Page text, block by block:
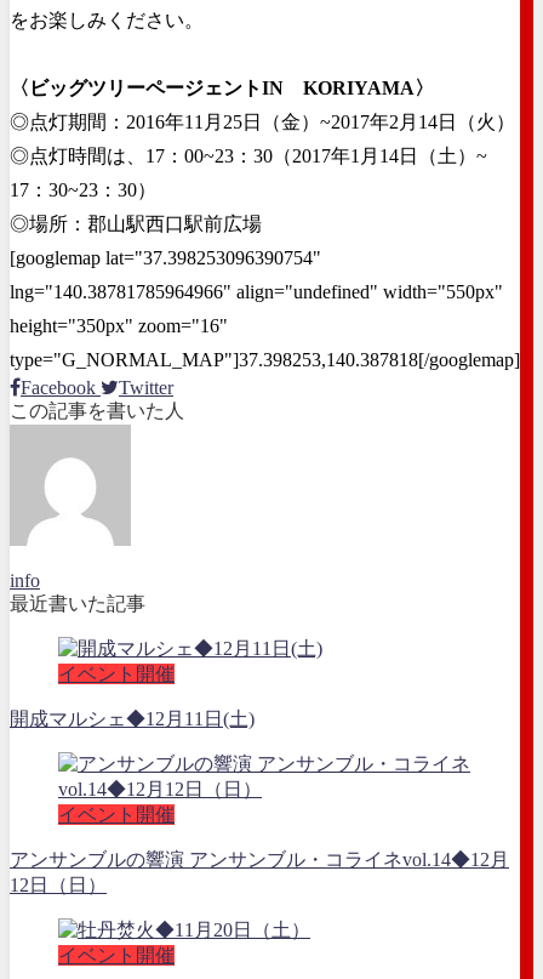
をお楽しみください。
〈ビッグツリーページェントIN KORIYAMA〉
◎点灯期間：2016年11月25日（金）~2017年2月14日（火）
◎点灯時間は、17：00~23：30（2017年1月14日（土）~
17：30~23：30）
◎場所：郡山駅西口駅前広場
[googlemap lat="37.398253096390754"
lng="140.38781785964966" align="undefined" width="550px"
height="350px" zoom="16"
type="G_NORMAL_MAP"]37.398253,140.387818[/googlemap]
Facebook
Twitter
この記事を書いた人
info
最近書いた記事
イベント開催
開成マルシェ◆12月11日(土)
イベント開催
アンサンブルの響演 アンサンブル・コライネvol.14◆12月
12日（日）
イベント開催